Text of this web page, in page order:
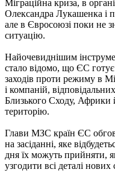
Міграційна криза, в
Олександра Лукашенка і
але в Євросоюзі поки не
ситуацію.
Найочевиднішим
стало відомо, що ЄС
заходів проти режиму в
і компаній,
Близького Сходу, Африки
територію.
Глави МЗС країн ЄС
на засіданні, яке
дня їх можуть прийняти,
узгодити всі деталі нових